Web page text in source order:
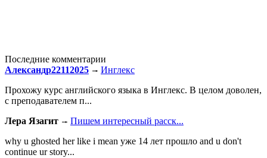
Последние комментарии
Александр22112025
Инглекс
Прохожу курс английского языка в Инглекс. В целом доволен,
с преподавателем п...
Лера Язагит
Пишем интересный расск...
why u ghosted her like i mean уже 14 лет прошло and u don't
continue ur story...